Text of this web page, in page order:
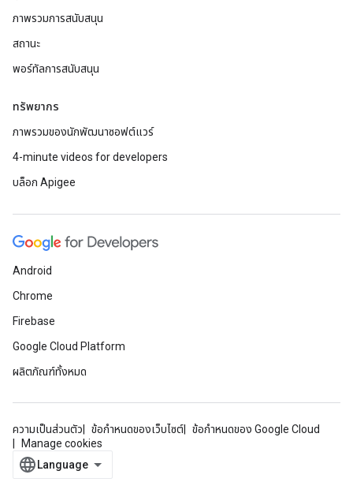
ภาพรวมการสนับสนุน
สถานะ
พอร์ทัลการสนับสนุน
ทรัพยากร
ภาพรวมของนักพัฒนาซอฟต์แวร์
4-minute videos for developers
บล็อก Apigee
Android
Chrome
Firebase
Google Cloud Platform
ผลิตภัณฑ์ทั้งหมด
ความเป็นส่วนตัว ข้อกำหนดของเว็บไซต์
ข้อกำหนดของ Google Cloud
Manage cookies